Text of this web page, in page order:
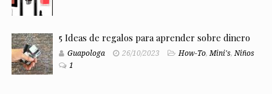
5 Ideas de regalos para aprender sobre dinero
Guapologa 26/10/2023 How-To,Mini's,Niños
1